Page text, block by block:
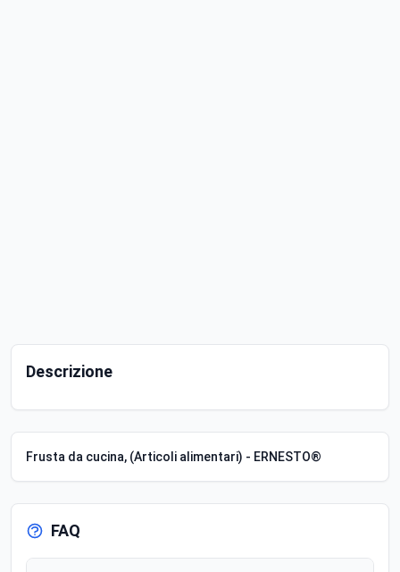
Descrizione
Frusta da cucina, (Articoli alimentari) - ERNESTO®
FAQ